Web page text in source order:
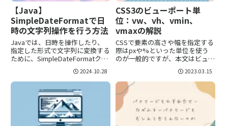
【Java】
SimpleDateFormatで日
時の文字列操作を行う方法
Javaでは、日時を操作したり、
指定した形式で文字列に変換する
ために、SimpleDateFormatクラ
スを使います。特に、ユーザーに
表示する際の日時フォーマット
や、文字列から日時をパースする
際に役立ちます。本記事では、
SimpleDat...
2024.10.28
CSS3のビューポート単
位：vw、vh、vmin、
vmaxの解説
CSSで要素の高さや幅を指定する
際はpxや%といった単位を使う
のが一般的ですが、本文はビュー
ポートの単位を紹介します。ビュ
ーポート単位まず、ビューポート
単位とは、ビューポート
（Viewport）というブラウザの
表示領域のサイズに基づいた相
対...
2023.03.15